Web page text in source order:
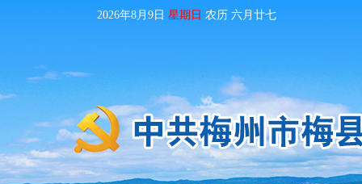
2026年8月9日 星期日 农历 六月廿七